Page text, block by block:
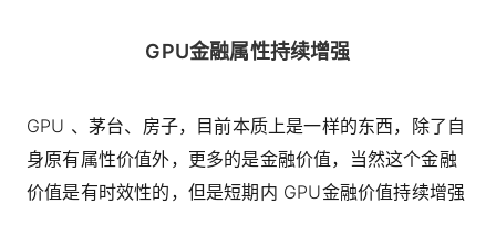
GPU金融属性持续增强
GPU 、茅台、房子，目前本质上是一样的东西，除了自
身原有属性价值外，更多的是金融价值，当然这个金融
价值是有时效性的，但是短期内 GPU金融价值持续增强